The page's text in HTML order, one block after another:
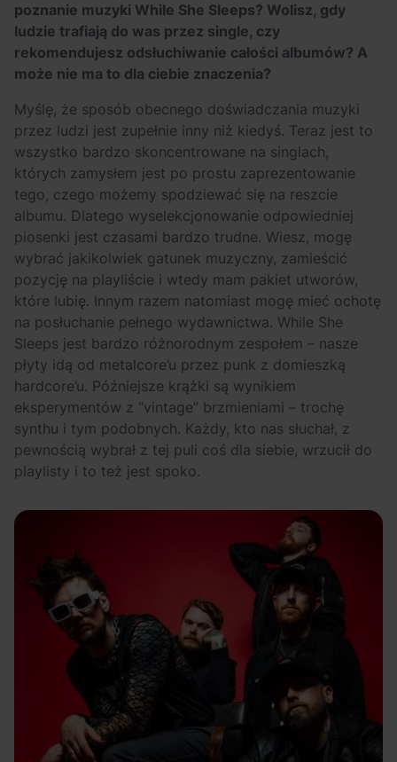
poznanie muzyki While She Sleeps? Wolisz, gdy
ludzie trafiają do was przez single, czy
rekomendujesz odsłuchiwanie całości albumów? A
może nie ma to dla ciebie znaczenia?
Myślę, że sposób obecnego doświadczania muzyki
przez ludzi jest zupełnie inny niż kiedyś. Teraz jest to
wszystko bardzo skoncentrowane na singlach,
których zamysłem jest po prostu zaprezentowanie
tego, czego możemy spodziewać się na reszcie
albumu. Dlatego wyselekcjonowanie odpowiedniej
piosenki jest czasami bardzo trudne. Wiesz, mogę
wybrać jakikolwiek gatunek muzyczny, zamieścić
pozycję na playliście i wtedy mam pakiet utworów,
które lubię. Innym razem natomiast mogę mieć ochotę
na posłuchanie pełnego wydawnictwa. While She
Sleeps jest bardzo różnorodnym zespołem – nasze
płyty idą od metalcore’u przez punk z domieszką
hardcore’u. Późniejsze krążki są wynikiem
eksperymentów z “vintage” brzmieniami – trochę
synthu i tym podobnych. Każdy, kto nas słuchał, z
pewnością wybrał z tej puli coś dla siebie, wrzucił do
playlisty i to też jest spoko.